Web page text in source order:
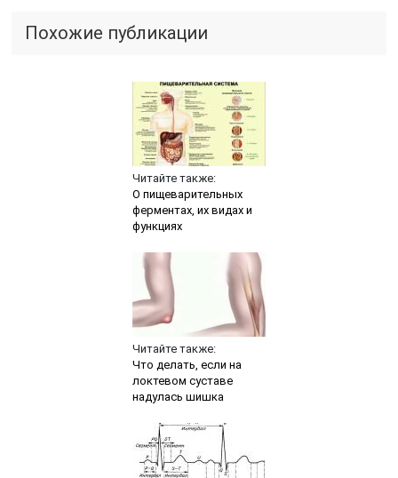
Похожие публикации
Читайте также:
О пищеварительных
ферментах, их видах и
функциях
Читайте также:
Что делать, если на
локтевом суставе
надулась шишка